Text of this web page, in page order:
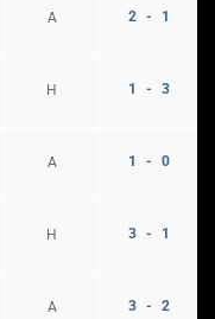
A 2 - 1
H 1 - 3
A 1 - 0
H 3 - 1
A 3 - 2